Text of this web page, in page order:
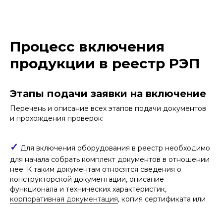
Процесс включения
продукции в реестр РЭП
Этапы подачи заявки на включение
Перечень и описание всех этапов подачи документов
и прохождения проверок:
✓ Для включения оборудования в реестр необходимо
для начала собрать комплект документов в отношении
нее. К таким документам относятся сведения о
конструкторской документации, описание
функционала и технических характеристик,
корпоративная документация, копия сертификата или
соответствует требованиям
нормативной документации,
регламентирующей
импортозамещение, может, как
производитель знал о допущенных
целях увеличения маржинальности
переводил производство в
действия могут быть
квалифицированы в качестве
мошенничества с последующими
уголовно-правовыми последствиями